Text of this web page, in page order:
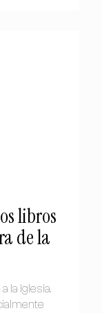
libros
de la
la Iglesia.